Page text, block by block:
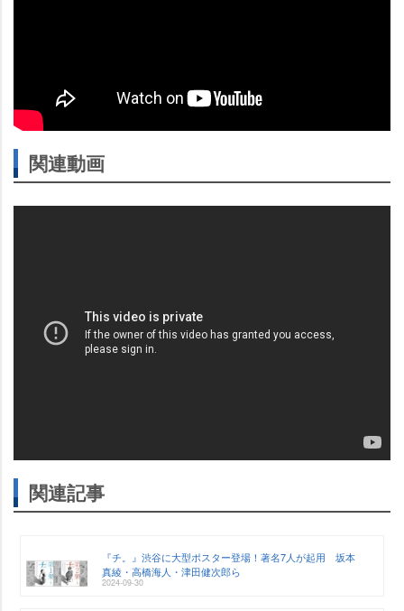
関連動画
関連記事
『チ。』渋谷に大型ポスター登場！著名7人が起用 坂本
真綾・高橋海人・津田健次郎ら
2024-09-30